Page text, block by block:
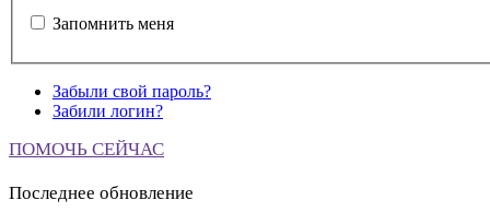
Запомнить меня
Забыли свой пароль?
Забили логин?
ПОМОЧЬ СЕЙЧАС
Последнее обновление